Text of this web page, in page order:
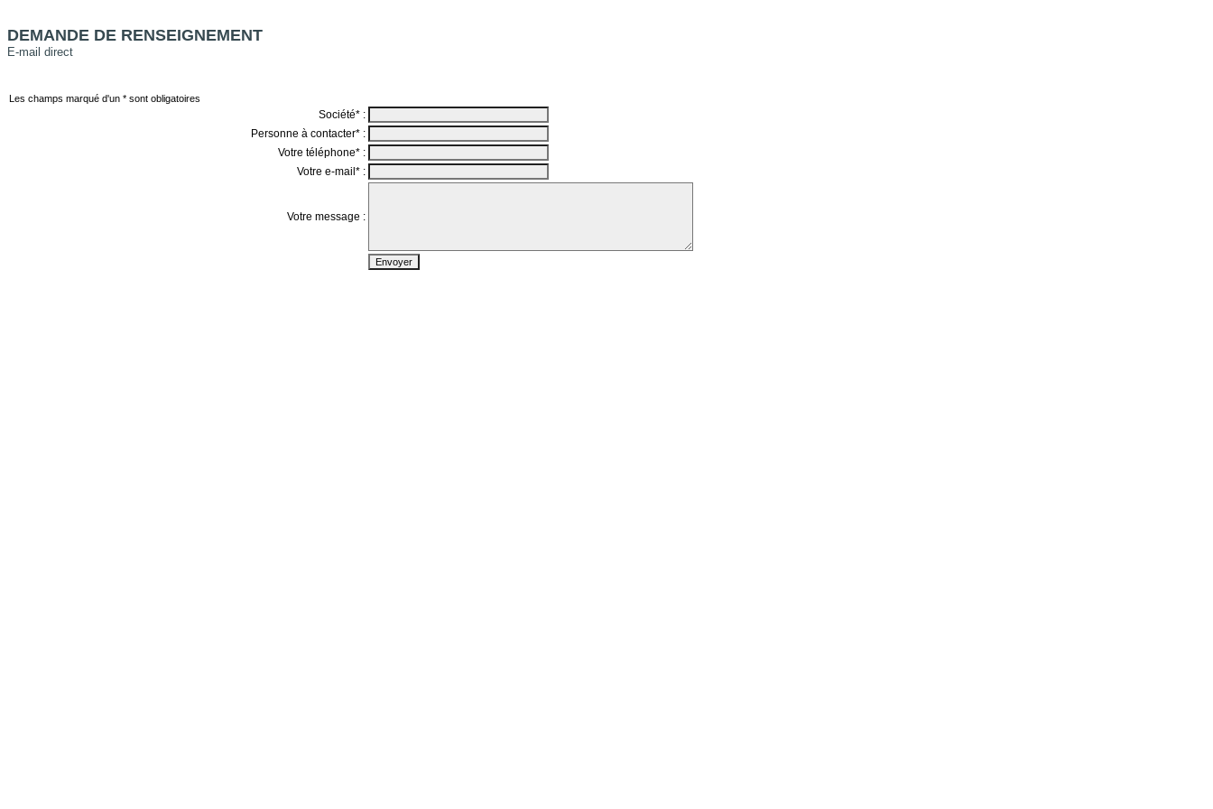
DEMANDE DE RENSEIGNEMENT
E-mail direct
Les champs marqué d'un * sont obligatoires
Société* :
Personne à contacter* :
Votre téléphone* :
Votre e-mail* :
Votre message :